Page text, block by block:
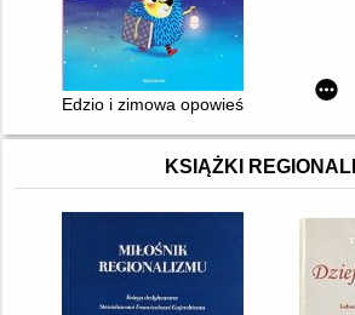
Edzio i zimowa opowieść
KSIĄŻKI